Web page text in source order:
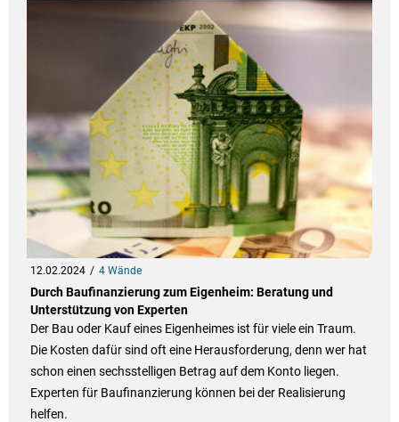
12.02.2024 4 Wände
Durch Baufinanzierung zum Eigenheim: Beratung und
Unterstützung von Experten
Der Bau oder Kauf eines Eigenheimes ist für viele ein Traum.
Die Kosten dafür sind oft eine Herausforderung, denn wer hat
schon einen sechsstelligen Betrag auf dem Konto liegen.
Experten für Baufinanzierung können bei der Realisierung
helfen.